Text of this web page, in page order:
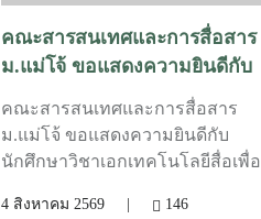
คณะสารสนเทศและการสื่อสาร
ม.แม่โจ้ ขอแสดงความยินดีกับ
“กฤตกมล โสมโสดา” ผ่านเข้า
รอบ SDOC BKK PITCH:
THAI STUDENT
คณะสารสนเทศและการสื่อสาร
ม.แม่โจ้ ขอแสดงความยินดีกับ
นักศึกษาวิชาเอกเทคโนโลยีสื่อเพื่อ
ฤตกมล โสมโสดา จากโครงการ
4 สิงหาคม 2569 | 146